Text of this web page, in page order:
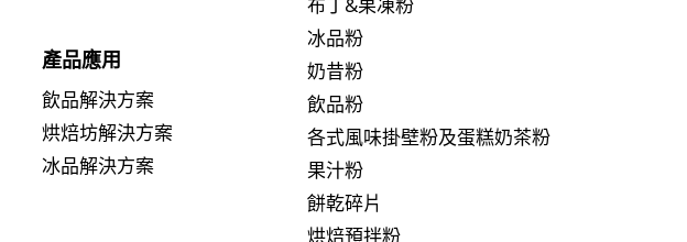
冰品粉
奶昔粉
飲品粉
各式風味掛壁粉及蛋糕奶茶粉
果汁粉
餅乾碎片
烘焙預拌粉
產品應用
飲品解決方案
烘焙坊解決方案
冰品解決方案